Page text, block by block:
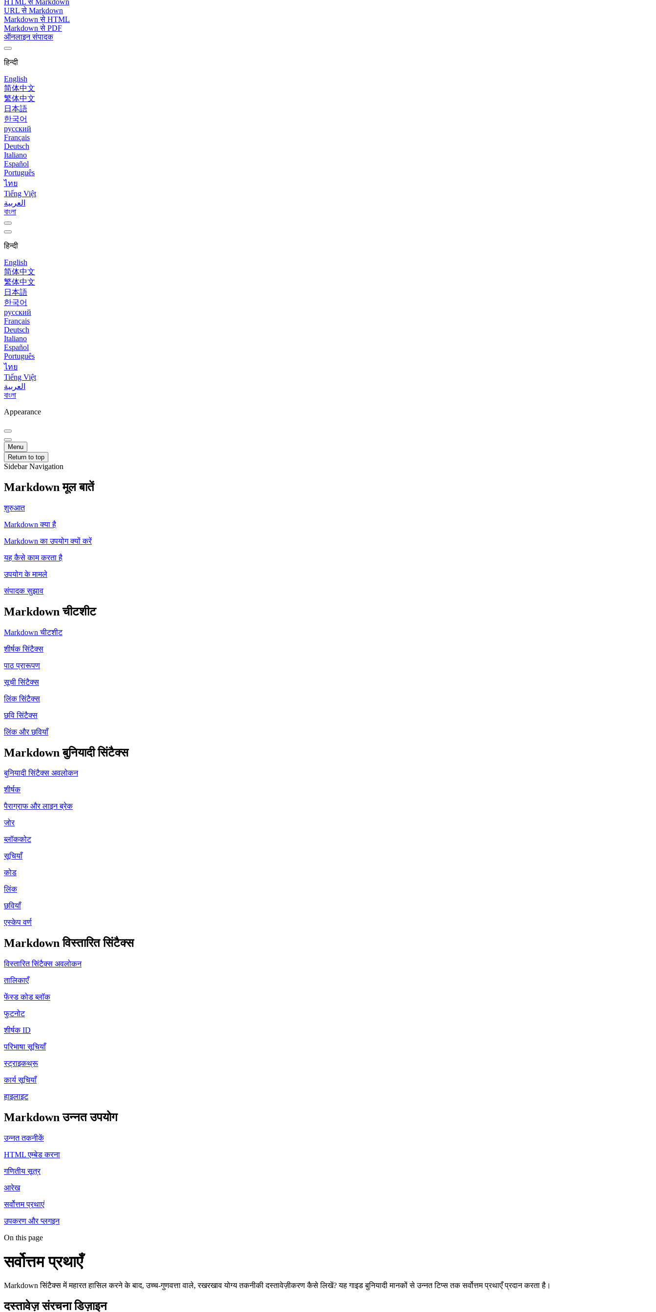
HTML से Markdown
URL से Markdown
Markdown से HTML
Markdown से PDF
ऑनलाइन संपादक
हिन्दी
English
简体中文
繁体中文
日本語
한국어
русский
Français
Deutsch
Italiano
Español
Português
ไทย
Tiếng Việt
العربية
বাংলা
हिन्दी
English
简体中文
繁体中文
日本語
한국어
русский
Français
Deutsch
Italiano
Español
Português
ไทย
Tiếng Việt
العربية
বাংলা
Appearance
Menu
Return to top
Sidebar Navigation
Markdown मूल बातें
शुरुआत
Markdown क्या है
Markdown का उपयोग क्यों करें
यह कैसे काम करता है
उपयोग के मामले
संपादक सुझाव
Markdown चीटशीट
Markdown चीटशीट
शीर्षक सिंटैक्स
पाठ प्रारूपण
सूची सिंटैक्स
लिंक सिंटैक्स
छवि सिंटैक्स
लिंक और छवियाँ
Markdown बुनियादी सिंटैक्स
बुनियादी सिंटैक्स अवलोकन
शीर्षक
पैराग्राफ और लाइन ब्रेक
जोर
ब्लॉककोट
सूचियाँ
कोड
लिंक
छवियाँ
एस्केप वर्ण
Markdown विस्तारित सिंटैक्स
विस्तारित सिंटैक्स अवलोकन
तालिकाएँ
फेंस्ड कोड ब्लॉक
फुटनोट
शीर्षक ID
परिभाषा सूचियाँ
स्ट्राइकथ्रू
कार्य सूचियाँ
हाइलाइट
Markdown उन्नत उपयोग
उन्नत तकनीकें
HTML एम्बेड करना
गणितीय सूत्र
आरेख
सर्वोत्तम प्रथाएं
उपकरण और प्लगइन
On this page
सर्वोत्तम प्रथाएँ
Markdown सिंटैक्स में महारत हासिल करने के बाद, उच्च-गुणवत्ता वाले, रखरखाव योग्य तकनीकी दस्तावेज़ीकरण कैसे लिखें? यह गाइड बुनियादी मानकों से उन्नत टिप्स तक सर्वोत्तम प्रथाएँ प्रदान करता है।
दस्तावेज़ संरचना डिज़ाइन